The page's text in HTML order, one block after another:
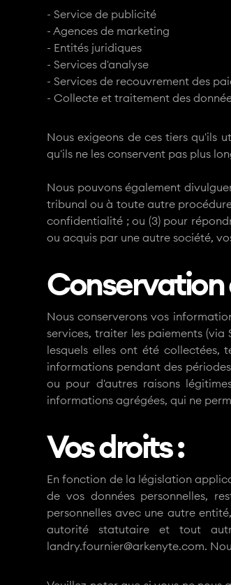
- Service de publicité
- Agences de marketing
- Entités juridiques
- Services d'analyse
- Services de recouvrement des
- Collecte et traitement des
Nous exigeons de ces tiers qu'ils
qu'ils ne les conservent pas plus
Nous pouvons également
tribunal ou à toute autre
confidentialité ; ou (3) pour
ou acquis par une autre société,
Conservation
Nous conserverons vos
services, traiter les paiements
lesquels elles ont été
informations pendant des
ou pour d'autres raisons
informations agrégées, qui ne
Vos droits :
En fonction de la législation
de vos données personnelles,
personnelles avec une autre
autorité statutaire et tout
landry.fournier@arkenyte.com.